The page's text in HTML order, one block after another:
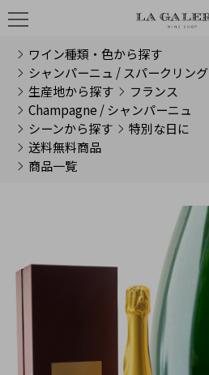
ワイン種類・色から探す
シャンパーニュ / スパークリング
生産地から探す
フランス
Champagne / シャンパーニュ
シーンから探す
特別な日に
送料無料商品
商品一覧